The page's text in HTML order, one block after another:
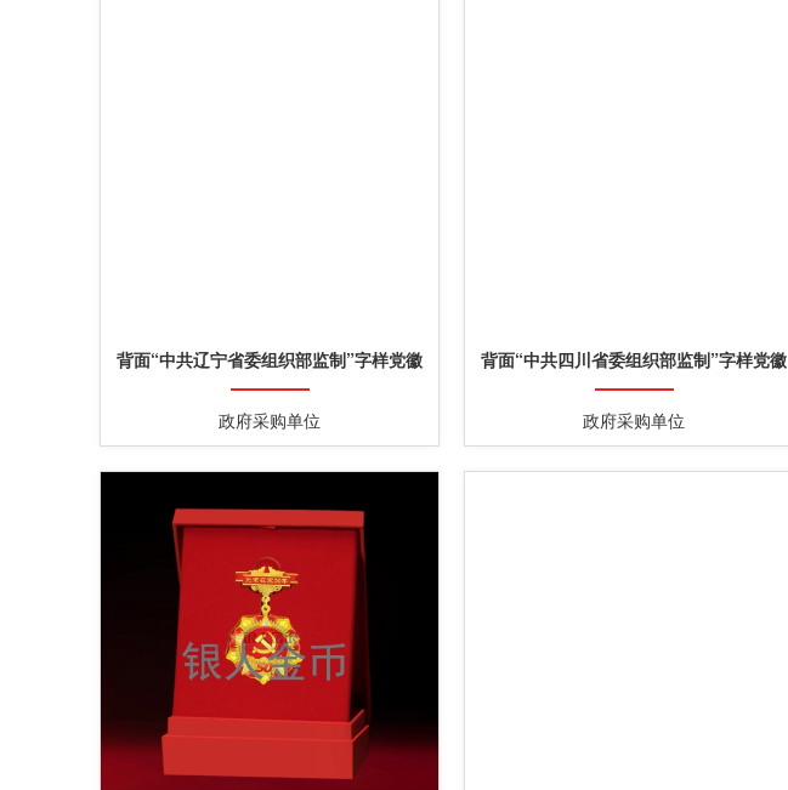
背面“中共辽宁省委组织部监制”字样党徽
党员徽章
政府采购单位
背面“中共四川省委组织部监制”字样党徽
政府采购单位